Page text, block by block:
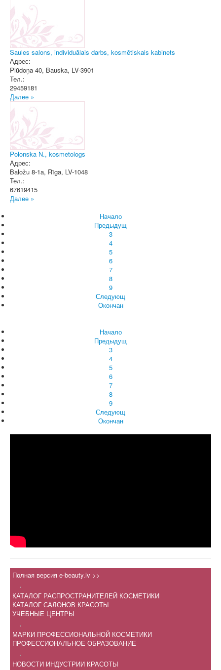
Saules salons, individuālais darbs, kosmētiskais kabinets
Адрес:
Plūdoņa 40, Bauska, LV-3901
Тел.:
29459181
Далее »
Polonska N., kosmetologs
Адрес:
Baložu 8-1a, Rīga, LV-1048
Тел.:
67619415
Далее »
Начало
Предыдущ
3
4
5
6
7
8
9
Следующ
Окончан
Начало
Предыдущ
3
4
5
6
7
8
9
Следующ
Окончан
Полная версия e-beauty.lv >>
.
КАТАЛОГ РАСПРОСТРАНИТЕЛЕЙ КОСМЕТИКИ
КАТАЛОГ САЛОНОВ КРАСОТЫ
УЧЕБНЫЕ ЦЕНТРЫ
.
МАРКИ ПРОФЕССИОНАЛЬНОЙ КОСМЕТИКИ
ПРОФЕССИОНАЛЬНОЕ ОБРАЗОВАНИЕ
.
НОВОСТИ ИНДУСТРИИ КРАСОТЫ